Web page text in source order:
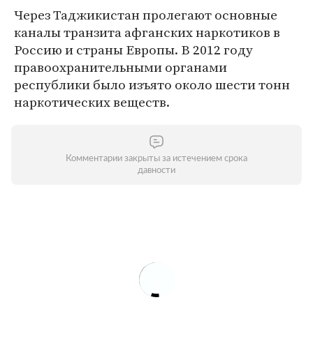
Через Таджикистан пролегают основные
каналы транзита афганских наркотиков в
Россию и страны Европы. В 2012 году
правоохранительными органами
республики было изъято около шести тонн
наркотических веществ.
Комментарии закрыты за истечением срока
давности